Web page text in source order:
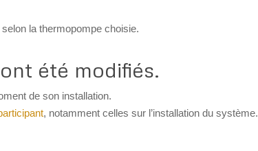
la thermopompe choisie.
été modifiés.
de son installation.
, notamment celles sur l’installation du système.